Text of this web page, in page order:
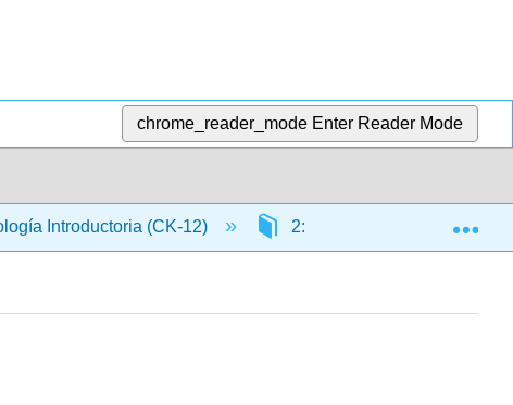
chrome_reader_mode Enter Reader Mode
Introductoria (CK-12) 2: Biología Celular